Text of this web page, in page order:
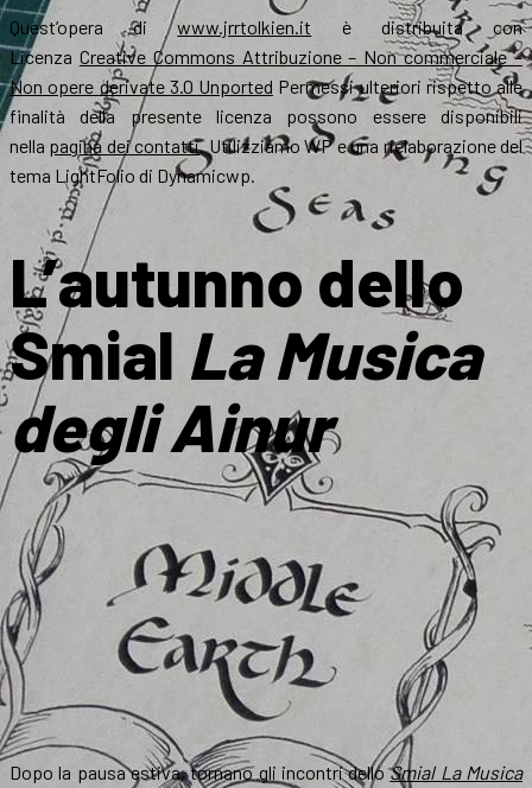
Quest’opera diwww.jrrtolkien.it è distribuita con
Licenza Creative Commons Attribuzione – Non commerciale –
Non opere derivate 3.0 Unported Permessi ulteriori rispetto alle
finalità della presente licenza possono essere disponibili
nella pagina dei contatti. Utilizziamo WP e una rielaborazione del
tema LightFolio di Dynamicwp.
L’autunno dello
Smial La Musica
degli Ainur
Dopo la pausa estiva, tornano gli incontri delloSmial La Musica